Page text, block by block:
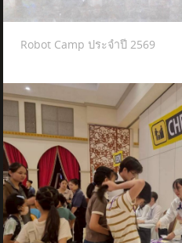
Robot Camp ประจำปี 2569